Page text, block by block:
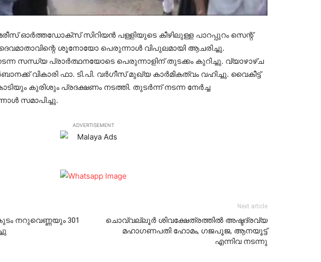
ഓര്‍ത്തഡോക്‌സ് സിറിയന്‍ പള്ളിയുടെ കീഴിലുള്ള പാറപ്പുറം സെന്റ്
ദൈവമാതാവിന്റെ ശൂനോയോ പെരുന്നാള്‍ വിപുലമായി ആചരിച്ചു.
സന്ധ്യ പ്രാര്‍ത്ഥനയോടെ പെരുന്നാളിന് തുടക്കം കുറിച്ചു. വ്യാഴാഴ്ച
വികാരി ഫാ. ടി.പി. വര്‍ഗീസ് മുഖ്യ കാര്‍മികത്വം വഹിച്ചു. വൈകീട്ട്
കുരിശും പ്രദക്ഷണം നടത്തി. തുടര്‍ന്ന് നടന്ന നേര്‍ച്ച
സമാപിച്ചു.
ADVERTISEMENT
നറുവെണ്ണയും 301
Next article
ചൊവ്വല്ലൂര്‍ ശിവക്ഷേത്രത്തില്‍ അഷ്ടദ്രവ്യ
മഹാഗണപതി ഹോമം, ഗജപൂജ, ആനയൂട്ട്
എന്നിവ നടന്നു